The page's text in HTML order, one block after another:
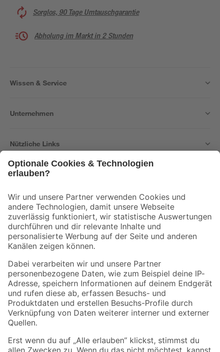
Sorglos, 90 Tage Umtauschgarantie
Abholung im Markt in 2 Stunden
Wissen & Service
Unternehmen
Nützliche Links
Der toom Newsletter: Keine Angebote und Aktionen mehr verpassen!
Zur Newsletter Anmeldung
Folge uns
Zahlungsarten Versandarten
Sicher einkaufen